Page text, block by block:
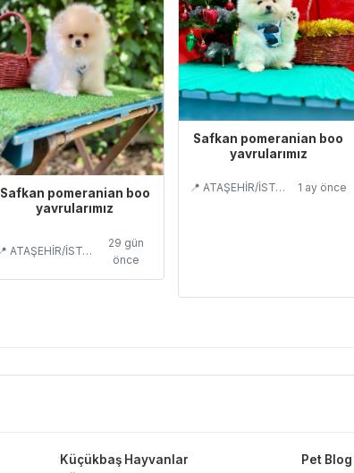
Safkan pomeranian boo
yavrularımız
📍 ATAŞEHİR/İSTANBUL
29 gün
önce
Safkan pomeranian boo
yavrularımız
📍 ATAŞEHİR/İSTANBUL 1 ay önce
Küçükbaş Hayvanlar
Pet Blog